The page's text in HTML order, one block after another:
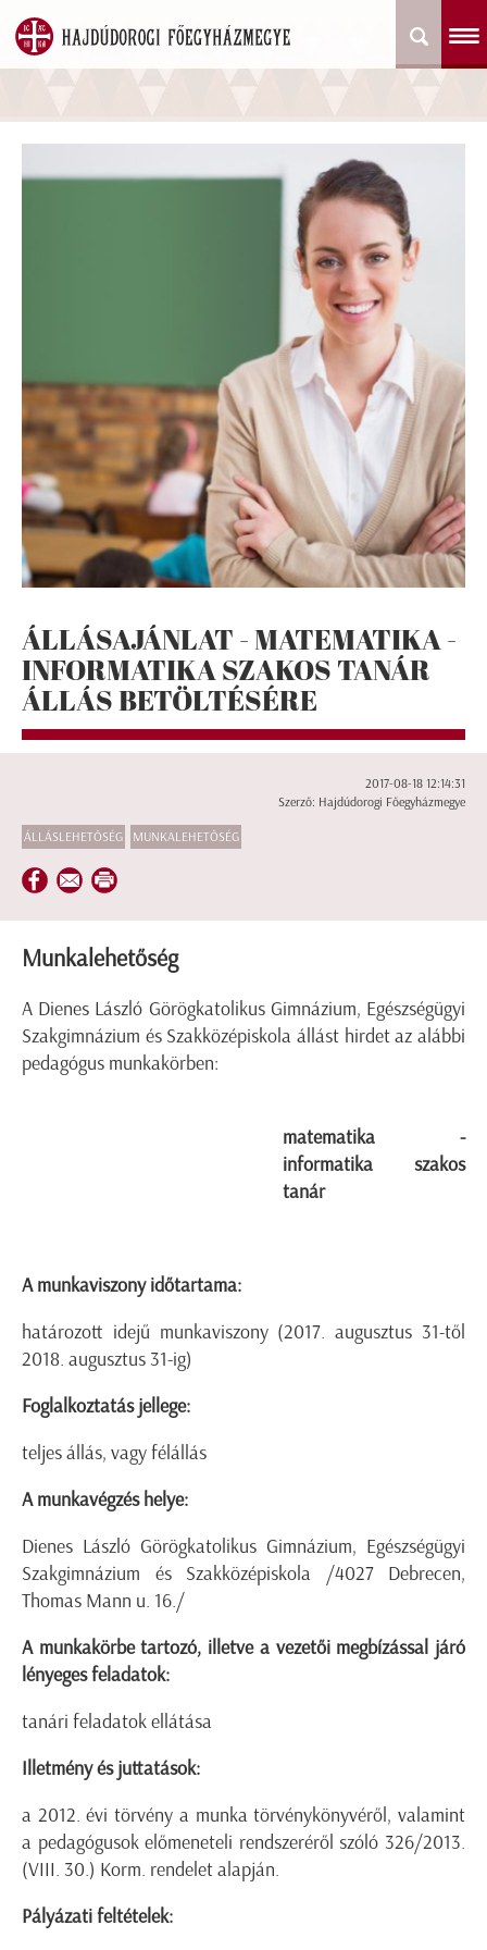
ÁLLÁSAJÁNLAT - MATEMATIKA -
INFORMATIKA SZAKOS TANÁR
ÁLLÁS BETÖLTÉSÉRE
2017-08-18 12:14:31
Szerző: Hajdúdorogi Főegyházmegye
ÁLLÁSLEHETŐSÉG MUNKALEHETŐSÉG
Munkalehetőség
A Dienes László Görögkatolikus Gimnázium, Egészségügyi
Szakgimnázium és Szakközépiskola állást hirdet az alábbi
pedagógus munkakörben:
matematika -
informatika szakos
tanár
A munkaviszony időtartama:
határozott idejű munkaviszony (2017. augusztus 31-től
2018. augusztus 31-ig)
Foglalkoztatás jellege:
teljes állás, vagy félállás
A munkavégzés helye:
Dienes László Görögkatolikus Gimnázium, Egészségügyi
Szakgimnázium és Szakközépiskola /4027 Debrecen,
Thomas Mann u. 16./
A munkakörbe tartozó, illetve a vezetői megbízással járó
lényeges feladatok:
tanári feladatok ellátása
Illetmény és juttatások:
a 2012. évi törvény a munka törvénykönyvéről, valamint
a pedagógusok előmeneteli rendszeréről szóló 326/2013.
(VIII. 30.) Korm. rendelet alapján.
Pályázati feltételek: